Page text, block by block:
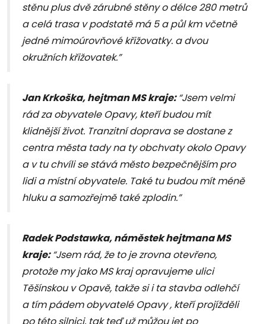
stěnu plus dvě zárubné stěny o délce 280 metrů
a celá trasa v podstatě má 5 a půl km včetně
jedné mimoúrovňové křižovatky. a dvou
okružních křižovatek.”
Jan Krkoška, hejtman MS kraje:“Jsem velmi
rád za obyvatele Opavy, kteří budou mít
klidnější život. Tranzitní doprava se dostane z
centra města tady na ty obchvaty okolo Opavy
a v tu chvíli se stává město bezpečnějším pro
lidi a místní obyvatele. Také tu budou mít méně
hluku a samozřejmě také zplodin.”
Radek Podstawka, náměstek hejtmana MS
kraje:“Jsem rád, že to je zrovna otevřeno,
protože my jako MS kraj opravujeme ulici
Těšínskou v Opavě, takže si i ta stavba odlehčí
a tím pádem obyvatelé Opavy , kteří projížděli